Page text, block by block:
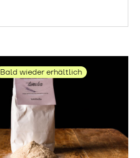
erfahren
Bald wieder erhältlich